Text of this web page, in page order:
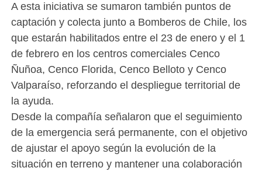
A esta iniciativa se sumaron también puntos de
captación y colecta junto a Bomberos de Chile, los
que estarán habilitados entre el 23 de enero y el 1
de febrero en los centros comerciales Cenco
Ñuñoa, Cenco Florida, Cenco Belloto y Cenco
Valparaíso, reforzando el despliegue territorial de
la ayuda.
Desde la compañía señalaron que el seguimiento
de la emergencia será permanente, con el objetivo
de ajustar el apoyo según la evolución de la
situación en terreno y mantener una colaboración